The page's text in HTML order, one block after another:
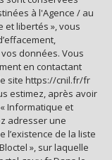
146 282
à l'Agence / au
et libertés », vous
données. Vous
en contactant
site https://cnil.fr/fr
estimez, après avoir
Informatique et
adresser une
l’existence de la liste
», sur laquelle